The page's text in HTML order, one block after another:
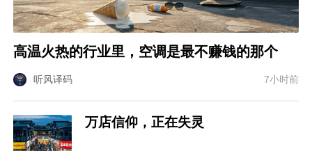
高温火热的行业里，空调是最不赚钱的那个
听风译码 7小时前
万店信仰，正在失灵